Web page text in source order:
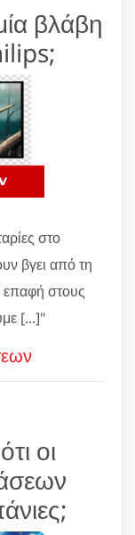
βλάβη
στο
βγει από τη
επαφή στους
[...]"
οι